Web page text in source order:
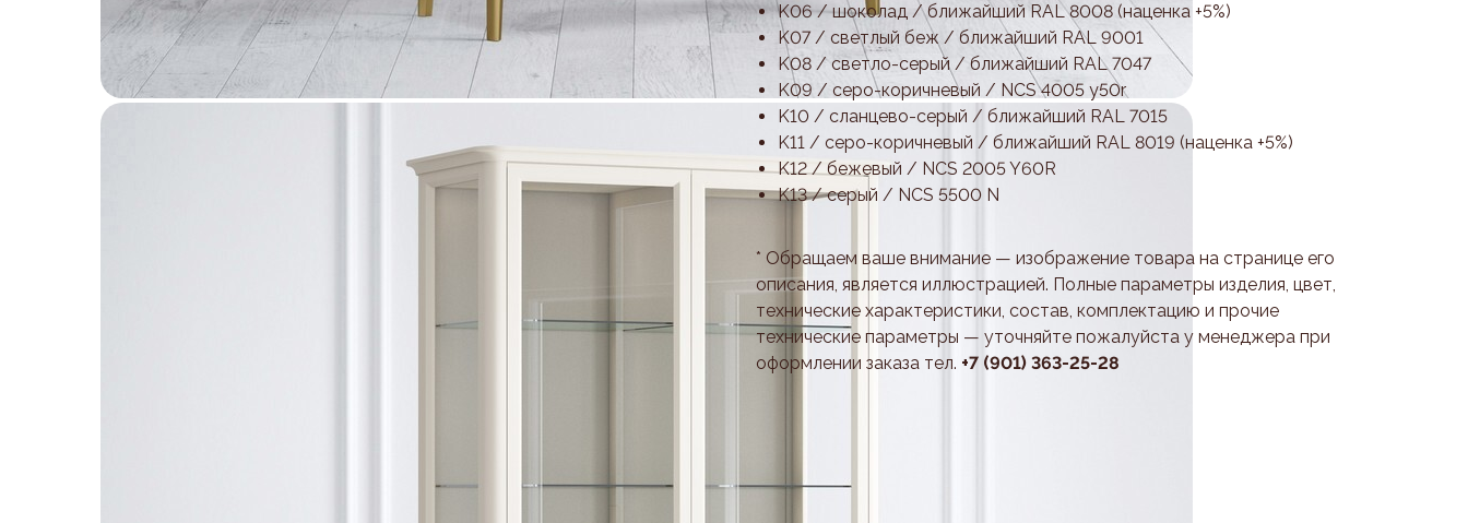
K06 / шоколад / ближайший RAL 8008 (наценка +5%)
K07 / светлый беж / ближайший RAL 9001
K08 / светло-серый / ближайший RAL 7047
K09 / серо-коричневый / NCS 4005 y50r
K10 / сланцево-серый / ближайший RAL 7015
K11 / серо-коричневый / ближайший RAL 8019 (наценка +5%)
K12 / бежевый / NCS 2005 Y60R
K13 / серый / NCS 5500 N
* Обращаем ваше внимание — изображение товара на странице его
описания, является иллюстрацией. Полные параметры изделия, цвет,
технические характеристики, состав, комплектацию и прочие
технические параметры — уточняйте пожалуйста у менеджера при
оформлении заказа тел. +7 (901) 363-25-28